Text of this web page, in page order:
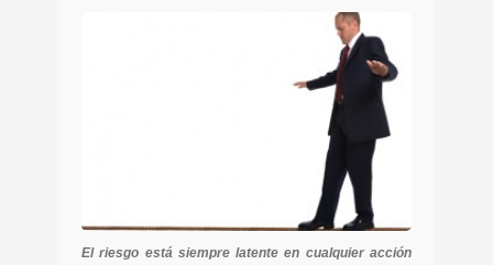
El riesgo está siempre latente en cualquier acción